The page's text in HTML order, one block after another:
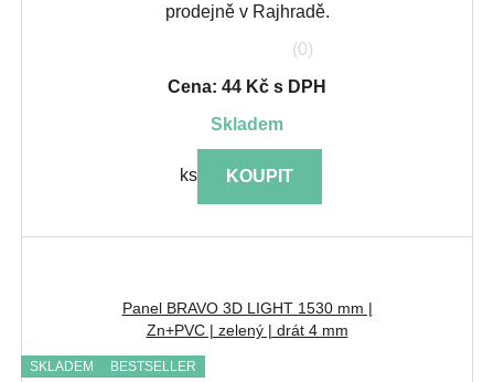
prodejně v Rajhradě.
(0)
Cena: 44 Kč s DPH
skladem
ks KOUPIT
Panel BRAVO 3D LIGHT 1530 mm |
Zn+PVC | zelený | drát 4 mm
SKLADEM BESTSELLER